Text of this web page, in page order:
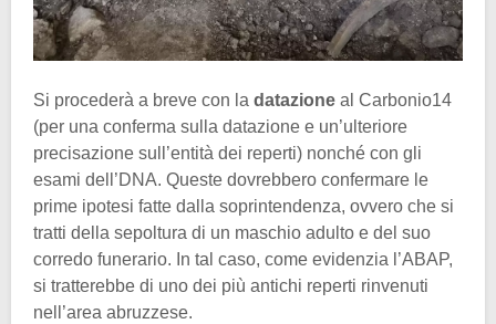
Si procederà a breve con la datazione al Carbonio14
(per una conferma sulla datazione e un’ulteriore
precisazione sull’entità dei reperti) nonché con gli
esami dell’DNA. Queste dovrebbero confermare le
prime ipotesi fatte dalla soprintendenza, ovvero che si
tratti della sepoltura di un maschio adulto e del suo
corredo funerario. In tal caso, come evidenzia l’ABAP,
si tratterebbe di uno dei più antichi reperti rinvenuti
nell’area abruzzese.